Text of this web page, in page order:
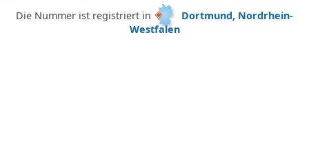
Die Nummer ist registriert in
Dortmund, Nordrhein-
Westfalen